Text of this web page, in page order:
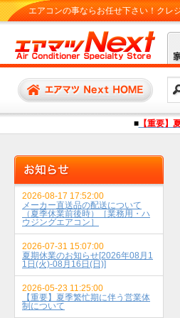
エアコンの事ならお任せ下さい！クレ
■【重要】
2026-08-17 17:52:00
メーカー直送品の配送について
（夏季休業前後時）［業務用・ハ
ウジングエアコン］
2026-07-31 15:07:00
夏期休業のお知らせ[2026年08月1
1日(火)-08月16日(日)]
2026-05-23 11:25:00
【重要】夏季繁忙期に伴う営業体
制について